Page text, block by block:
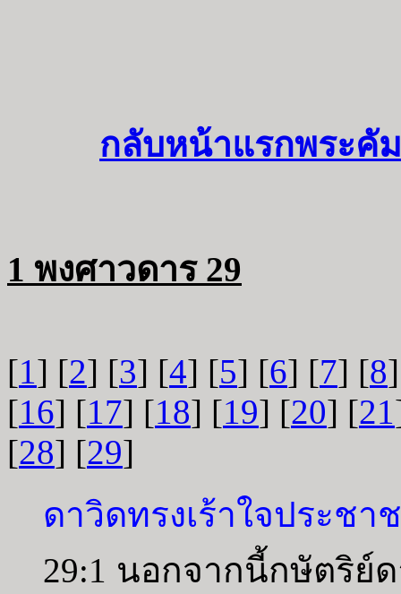
กลับหน้าแรกพระคั
1 พงศาวดาร 29
[1] [2] [3] [4] [5] [6] [7] [8
[16] [17] [18] [19] [20] [21
[28] [29]
ดาวิดทรงเร้าใจประชา
29:1 นอกจากนี้กษัตริย์